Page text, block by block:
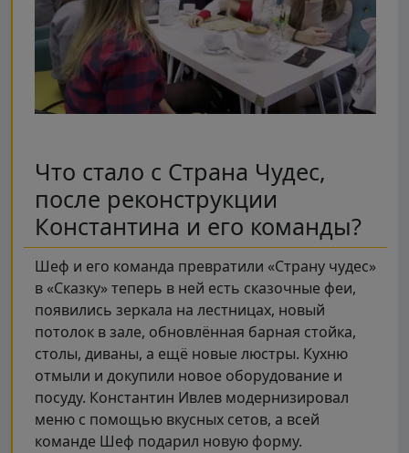
Что стало с Страна Чудес,
после реконструкции
Константина и его команды?
Шеф и его команда превратили «Страну чудес»
в «Сказку» теперь в ней есть сказочные феи,
появились зеркала на лестницах, новый
потолок в зале, обновлённая барная стойка,
столы, диваны, а ещё новые люстры. Кухню
отмыли и докупили новое оборудование и
посуду. Константин Ивлев модернизировал
меню с помощью вкусных сетов, а всей
команде Шеф подарил новую форму.